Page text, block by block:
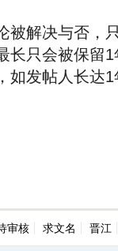
被解决与否，
长只会被保留
如发帖人长达
审核 求文名 晋江